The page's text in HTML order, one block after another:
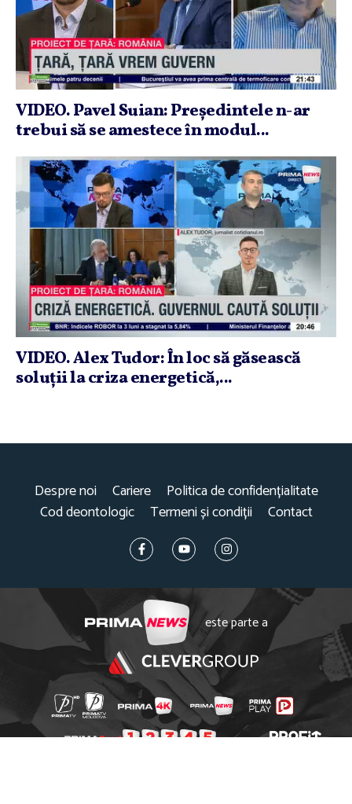
VIDEO. Pavel Suian: Preşedintele n-ar
trebui să se amestece în modul...
VIDEO. Alex Tudor: În loc să găsească
soluţii la criza energetică,...
Despre noi Cariere
Politica de confidențialitate
Cod deontologic
Termeni și condiții Contact
este parte a